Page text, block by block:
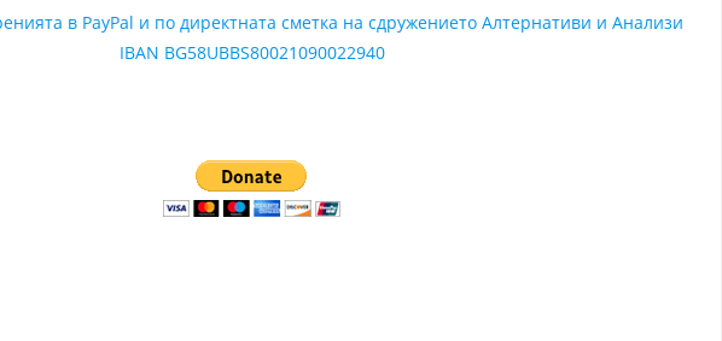
в PayPal и по директната сметка на сдружението Алтернативи и Анализи
IBAN BG58UBBS80021090022940